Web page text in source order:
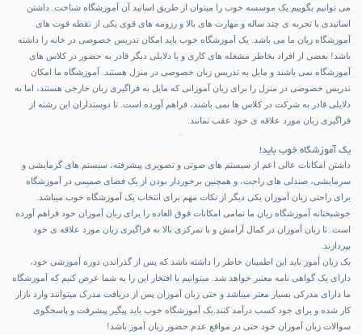
می توانیم بگوییم یک موسسه خوب را میتوان از طریق اساتید آن آموزشگاه شناخت. داشتن
اساتیدی با تجربه ی چند ساله و مهارت های بالا و رزومه های قوی یکی از نقطه قوت های
آموزشگاه زبان ما می باشد. یک آموزشگاه خوب باید امکان تدریس خصوصی در خانه را داشته
باشد! بعضی از افراد بخاطر مشغله های کاری و یا دلایلی دیگر قادر به حضور در کلاس های
آموزشگاه نمی باشند و مایل به تدریس زبان خصوصی در منزل هستند. آموزشگاه ما امکان
تدریس خصوصی در منزل را برای زبان آموزانی که مایل به فراگیری زبان خارجی هستند، اما به
دلایلی قادر به شرکت در کلاس ها نمی باشند، فراهم آورده است. تا دوستداران این رشته از
فراگیری زبان مورد علاقه ی خود عقب نمانند.
یک آموزشگاه خوب باید!
داشتن امکانات عالی اعم از سیستم های صوتی و تصویری پیشرفته، سیستم های گرمایشی و
سرمایشی، صندلی های راحت، و همچنین برخوردار بودن از یک فضای صمیمی در آموزشگاه
برای راحتی زبان آموزان یکی دیگر از نکات مهم برای انتخاب یک آموزشگاه خوب میباشد.
خوشبختانه آموزشگاه زبان ما تمامی امکانات فوق العاده را برای زبان آموزان خود فراهم آورده
است. تا زبان آموزان در کمال آرامش و با تمرکزی بالا به فراگیری زبان مورد علاقه ی خود
بپردازند.
یک زبان آموز باید این اطمینان خاطر را داشته باشد که پس از گذراندن دوره آموزشی خود،
دارای یک گواهی نامه معتبر خواهد شد. میتوانیم با افتخار این را به شما عرض کنیم که آموزشگاه
ما دارای مدرکی بسیار معتر میباشد و حتی زبان آموزان پس از دریافت مدرک میتوانند وارد بازار
کار شده و برای خود کسب درآمد کنند.یک آموزشگاه خوب باید پیگیر پیشرفت و پاسخگوی
سوالات زبان آموزان خود حتی در مواقع عدم حضور زبان آموز باشد!